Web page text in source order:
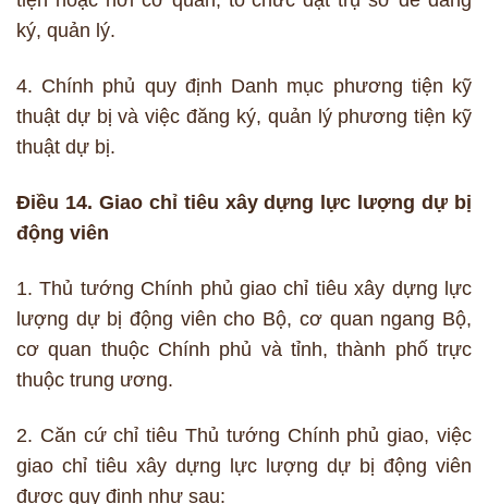
ký, quản lý.
4. Chính phủ quy định Danh mục phương tiện kỹ
thuật dự bị và việc đăng ký, quản lý phương tiện kỹ
thuật dự bị.
Điều 14. Giao chỉ tiêu xây dựng lực lượng dự bị
động viên
1. Thủ tướng Chính phủ giao chỉ tiêu xây dựng lực
lượng dự bị động viên cho Bộ, cơ quan ngang Bộ,
cơ quan thuộc Chính phủ và tỉnh, thành phố trực
thuộc trung ương.
2. Căn cứ chỉ tiêu Thủ tướng Chính phủ giao, việc
giao chỉ tiêu xây dựng lực lượng dự bị động viên
được quy định như sau: